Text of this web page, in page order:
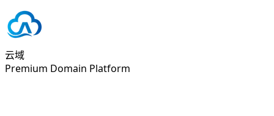
云域
Premium Domain Platform